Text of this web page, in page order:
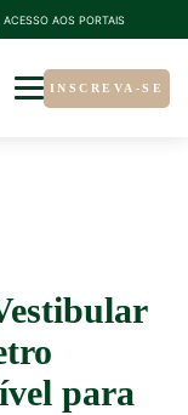
ACESSO AOS PORTAIS
INSCREVA-SE
para